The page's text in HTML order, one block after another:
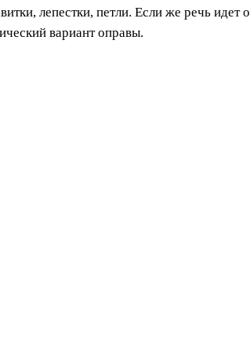
лепестки, петли. Если же речь идет о
вариант оправы.